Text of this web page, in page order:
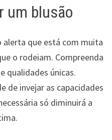
um blusão
alerta que está com muita
o rodeiam. Compreenda
qualidades únicas.
de invejar as capacidades
só diminuirá a